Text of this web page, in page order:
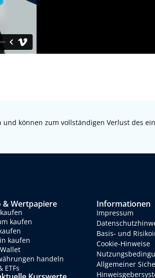
können zum vollständigen Verlust des
& Wertpapiere
kaufen
kaufen
handeln
ETFs
Informationen
Impressum
Basis- und
Cookie-Hinweise
Allgemeiner